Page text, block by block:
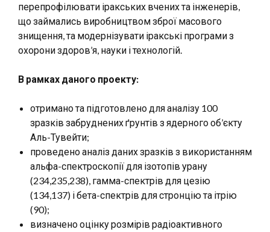
перепрофілювати іракських вчених та інженерів,
що займались виробництвом зброї масового
знищення, та модернізувати іракські програми з
охорони здоров’я, науки і технологій.
В рамках даного проекту:
отримано та підготовлено для аналізу 100
зразків забруднених ґрунтів з ядерного об’єкту
Аль-Тувейти;
проведено аналіз даних зразків з використанням
альфа-спектроскопії для ізотопів урану
(234,235,238), гамма-спектрів для цезію
(134,137) і бета-спектрів для стронцію та ітрію
(90);
визначено оцінку розмірів радіоактивного